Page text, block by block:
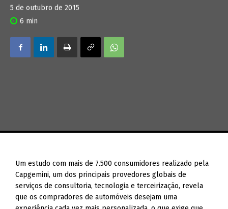
5 de outubro de 2015
6 min
Um estudo com mais de 7.500 consumidores realizado pela
Capgemini, um dos principais provedores globais de
serviços de consultoria, tecnologia e terceirização, revela
que os compradores de automóveis desejam uma